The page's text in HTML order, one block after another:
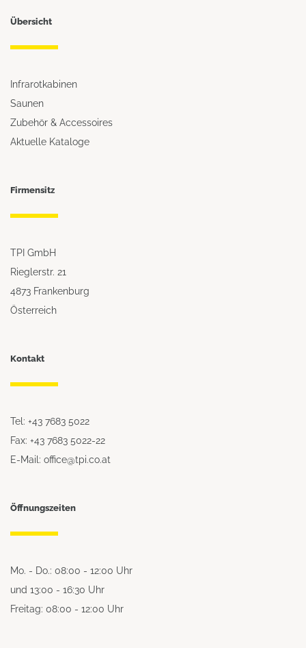
Übersicht
Infrarotkabinen
Saunen
Zubehör & Accessoires
Aktuelle Kataloge
Firmensitz
TPI GmbH
Rieglerstr. 21
4873 Frankenburg
Österreich
Kontakt
Tel: +43 7683 5022
Fax: +43 7683 5022-22
E-Mail: office@tpi.co.at
Öffnungszeiten
Mo. - Do.: 08:00 - 12:00 Uhr
und 13:00 - 16:30 Uhr
Freitag: 08:00 - 12:00 Uhr